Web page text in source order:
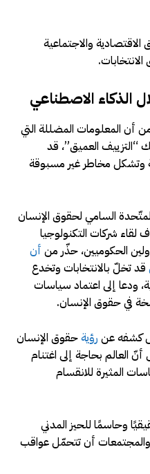
والاجتماعية
الانتخابات.
الذكاء الاصطناعي
أن المعلومات المضللة التي
“التزييف العميق”، قد
وتشكل مخاطر غير مسبوقة
السامي لحقوق الإنسان
لقاء شركات التكنولوجيا
الحكوميين، حذّر من أن
قد تخلّ بالانتخابات وتخدع
ودعا إلى اعتماد سياسات
في حقوق الإنسان.
كشفه عن رؤيةحقوق الإنسان
بحاجة إلى اغتنام
المثيرة للانقسام
وحاسمًا للحيز المدني
والمجتمعات أن تتحمّل عواقب